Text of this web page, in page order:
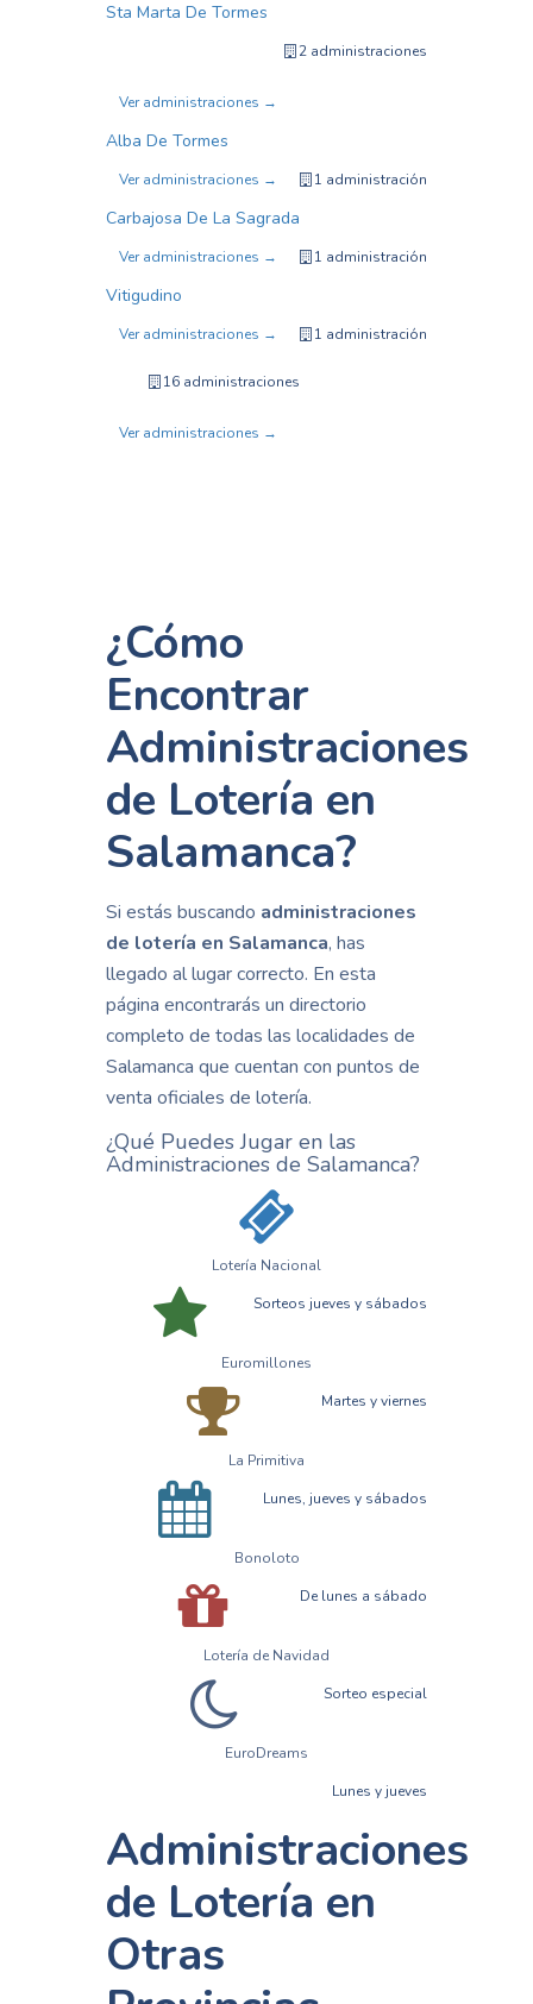
Sta Marta De Tormes
2 administraciones
Ver administraciones →
Alba De Tormes
1 administración
Ver administraciones →
Carbajosa De La Sagrada
1 administración
Ver administraciones →
Vitigudino
1 administración
Ver administraciones →
16 administraciones
Ver administraciones →
¿Cómo
Encontrar
Administraciones
de Lotería en
Salamanca?
Si estás buscando administraciones
de lotería en Salamanca, has
llegado al lugar correcto. En esta
página encontrarás un directorio
completo de todas las localidades de
Salamanca que cuentan con puntos de
venta oficiales de lotería.
¿Qué Puedes Jugar en las
Administraciones de Salamanca?
Lotería Nacional
Sorteos jueves y sábados
Euromillones
Martes y viernes
La Primitiva
Lunes, jueves y sábados
Bonoloto
De lunes a sábado
Lotería de Navidad
Sorteo especial
EuroDreams
Lunes y jueves
Administraciones
de Lotería en
Otras